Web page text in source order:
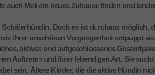
auch Meli ein neues Zuhause finden und
Doch es ist durchaus möglich,
ihrer unschönen Vergangenheit entpuppt
aktives und aufgeschlossenes
Auftreten und ihrer lebendigen Art. Sie
sein. Ältere Kinder, die die aktive Hündin